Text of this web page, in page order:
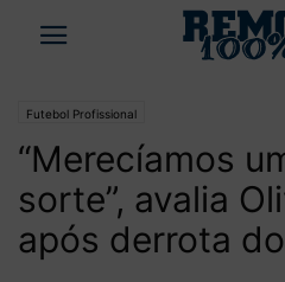
Futebol Profissional
“Merecíamos
sorte”, avalia
após derrota